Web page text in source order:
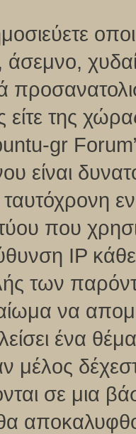
άσεμνο,
είτε της
gr
είναι
που
IP
των
να
ένα
μέλος
σε μια